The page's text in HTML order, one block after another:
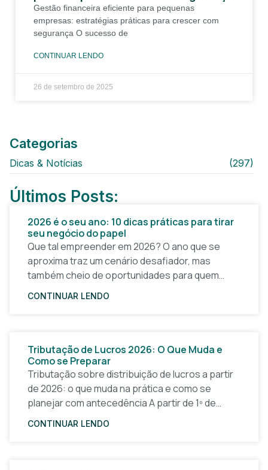
Gestão financeira eficiente para pequenas
empresas: estratégias práticas para crescer com
segurança O sucesso de
CONTINUAR LENDO
26 de setembro de 2025
Categorias
Dicas & Notícias (297)
Últimos Posts:
2026 é o seu ano: 10 dicas práticas para tirar
seu negócio do papel
Que tal empreender em 2026? O ano que se
aproxima traz um cenário desafiador, mas
também cheio de oportunidades para quem
quer tirar uma ideia do papel e construir um
CONTINUAR LENDO
Tributação de Lucros 2026: O Que Muda e
Como se Preparar
Tributação sobre distribuição de lucros a partir
de 2026: o que muda na prática e como se
planejar com antecedência A partir de 1º de
janeiro de 2026, a forma
CONTINUAR LENDO